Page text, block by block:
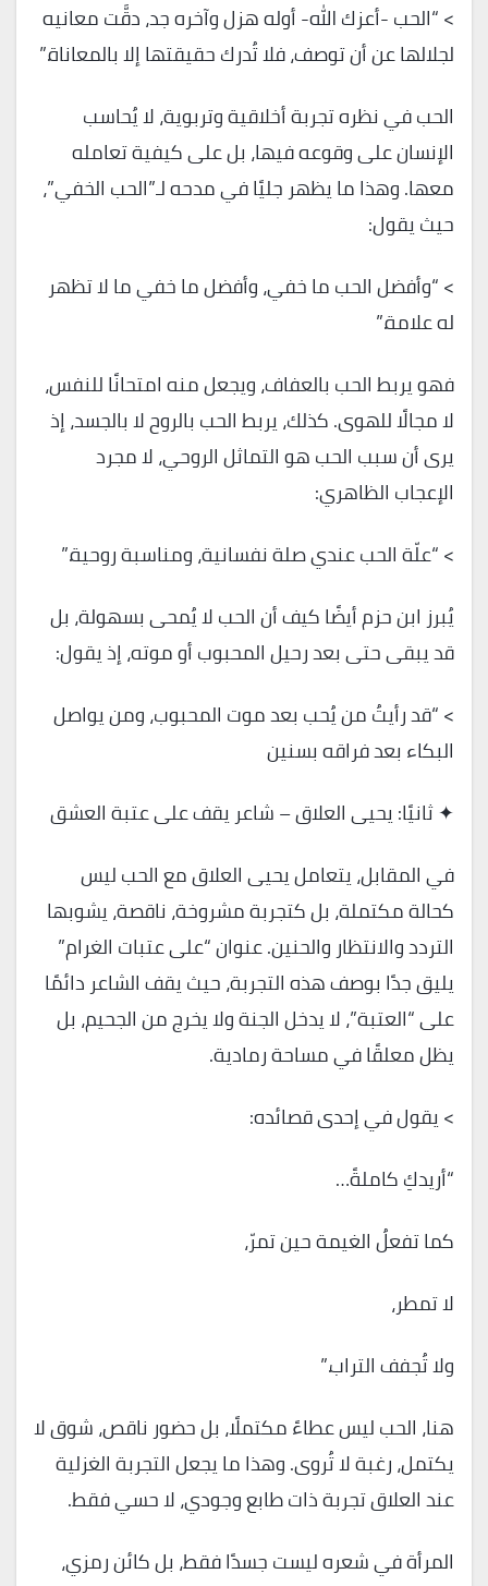
> “الحب -أعزك الله- أوله هزل وآخره جد، دقَّت معانيه
لجلالها عن أن توصف، فلا تُدرك حقيقتها إلا بالمعاناة.”
الحب في نظره تجربة أخلاقية وتربوية، لا يُحاسب
الإنسان على وقوعه فيها، بل على كيفية تعامله
معها. وهذا ما يظهر جليًا في مدحه لـ”الحب الخفي”،
حيث يقول:
> “وأفضل الحب ما خفي، وأفضل ما خفي ما لا تظهر
له علامة.”
فهو يربط الحب بالعفاف، ويجعل منه امتحانًا للنفس،
لا مجالًا للهوى. كذلك، يربط الحب بالروح لا بالجسد، إذ
يرى أن سبب الحب هو التماثل الروحي، لا مجرد
الإعجاب الظاهري:
> “علّة الحب عندي صلة نفسانية، ومناسبة روحية.”
يُبرز ابن حزم أيضًا كيف أن الحب لا يُمحى بسهولة، بل
قد يبقى حتى بعد رحيل المحبوب أو موته، إذ يقول:
> “قد رأيتُ من يُحب بعد موت المحبوب، ومن يواصل
البكاء بعد فراقه بسنين
✦ ثانيًا: يحيى العلاق – شاعر يقف على عتبة العشق
في المقابل، يتعامل يحيى العلاق مع الحب ليس
كحالة مكتملة، بل كتجربة مشروخة، ناقصة، يشوبها
التردد والانتظار والحنين. عنوان “على عتبات الغرام”
يليق جدًا بوصف هذه التجربة، حيث يقف الشاعر دائمًا
على “العتبة”، لا يدخل الجنة ولا يخرج من الجحيم، بل
يظل معلقًا في مساحة رمادية.
> يقول في إحدى قصائده:
“أريدكِ كاملةً…
كما تفعلُ الغيمة حين تمرّ،
لا تمطر،
ولا تُجفف التراب.”
هنا، الحب ليس عطاءً مكتملًا، بل حضور ناقص، شوق لا
يكتمل، رغبة لا تُروى. وهذا ما يجعل التجربة الغزلية
عند العلاق تجربة ذات طابع وجودي، لا حسي فقط.
المرأة في شعره ليست جسدًا فقط، بل كائن رمزي،